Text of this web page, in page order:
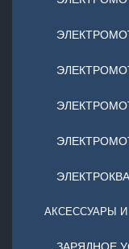
АКСЕССУАРЫ